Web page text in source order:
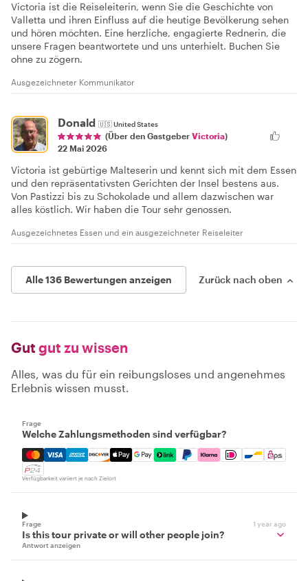
Victoria ist die Reiseleiterin, wenn Sie die Geschichte von
Valletta und ihren Einfluss auf die heutige Bevölkerung sehen
und hören möchten. Eine herzliche, engagierte Rednerin, die
unsere Fragen beantwortete und uns unterhielt. Buchen Sie
ohne zu zögern.
Ausgezeichneter Kommunikator
Donald 🇺🇸United States
(Über den Gastgeber Victoria)
22 Mai 2026
Victoria ist gebürtige Malteserin und kennt sich mit dem Essen
und den repräsentativsten Gerichten der Insel bestens aus.
Von Pastizzi bis zu Schokolade und allem dazwischen war
alles köstlich. Wir haben die Tour sehr genossen.
Ausgezeichnetes Essen und ein ausgezeichneter Reiseleiter
Alle 136 Bewertungen anzeigen Zurück nach oben
Gut gut zu wissen
Alles, was du für ein reibungsloses und angenehmes
Erlebnis wissen musst.
Frage
Welche Zahlungsmethoden sind verfügbar?
Mastercard, Visa, Amex, Discover, Apple Pay, Google
Verfügbarkeit variiert je nach Zielort
Frage 1 year ago
Is this tour private or will other people join?
Antwort anzeigen